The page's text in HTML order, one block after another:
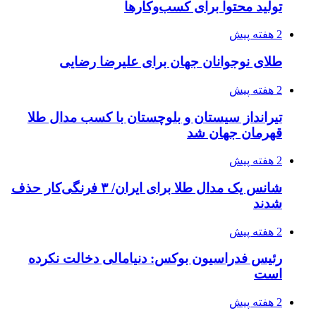
تولید محتوا برای کسب‌وکارها
2 هفته پیش
طلای نوجوانان جهان برای علیرضا رضایی
2 هفته پیش
تیرانداز سیستان و بلوچستان با کسب مدال طلا
قهرمان جهان شد
2 هفته پیش
شانس یک مدال طلا برای ایران/ ۳ فرنگی‌کار حذف
شدند
2 هفته پیش
رئیس فدراسیون بوکس: دنیامالی دخالت نکرده
است
2 هفته پیش